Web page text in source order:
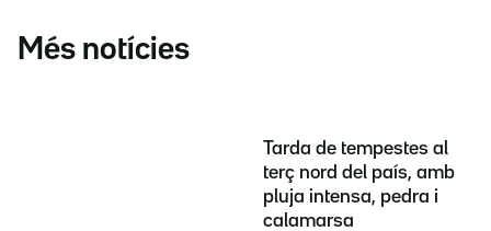
Més notícies
Tarda de tempestes al
terç nord del país, amb
pluja intensa, pedra i
calamarsa